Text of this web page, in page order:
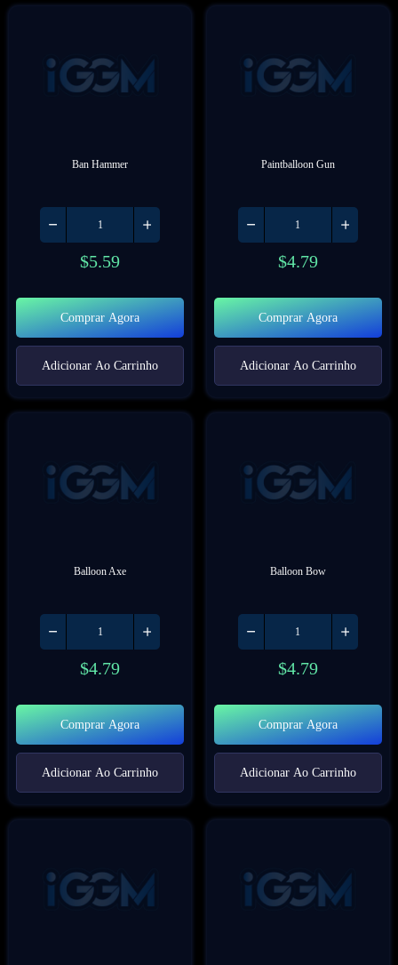
Ban Hammer
$5.59
Comprar Agora
Adicionar Ao Carrinho
Paintballoon Gun
$4.79
Comprar Agora
Adicionar Ao Carrinho
Balloon Axe
$4.79
Comprar Agora
Adicionar Ao Carrinho
Balloon Bow
$4.79
Comprar Agora
Adicionar Ao Carrinho